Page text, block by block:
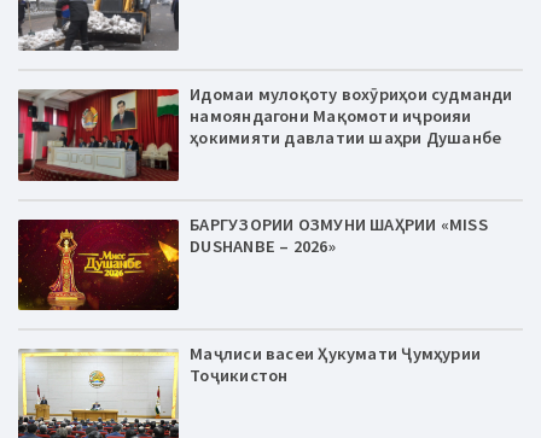
Идомаи мулоқоту вохӯриҳои судманди
намояндагони Мақомоти иҷроияи
ҳокимияти давлатии шаҳри Душанбе
БАРГУЗОРИИ ОЗМУНИ ШАҲРИИ «MISS
DUSHANBE – 2026»
Маҷлиси васеи Ҳукумати Ҷумҳурии
Тоҷикистон